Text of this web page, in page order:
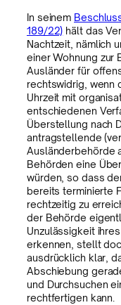
In seinem
189/22) hält das
Nachtzeit, nämlich
einer Wohnung zur
Ausländer für
rechtswidrig, wenn
Uhrzeit mit
entschiedenen
Überstellung nach
antragstellende
Ausländerbehörde
Behörden eine
würden, so dass
bereits terminierte
rechtzeitig zu
der Behörde
Unzulässigkeit
erkennen, stellt
ausdrücklich klar,
Abschiebung
und Durchsuchen
rechtfertigen kann.